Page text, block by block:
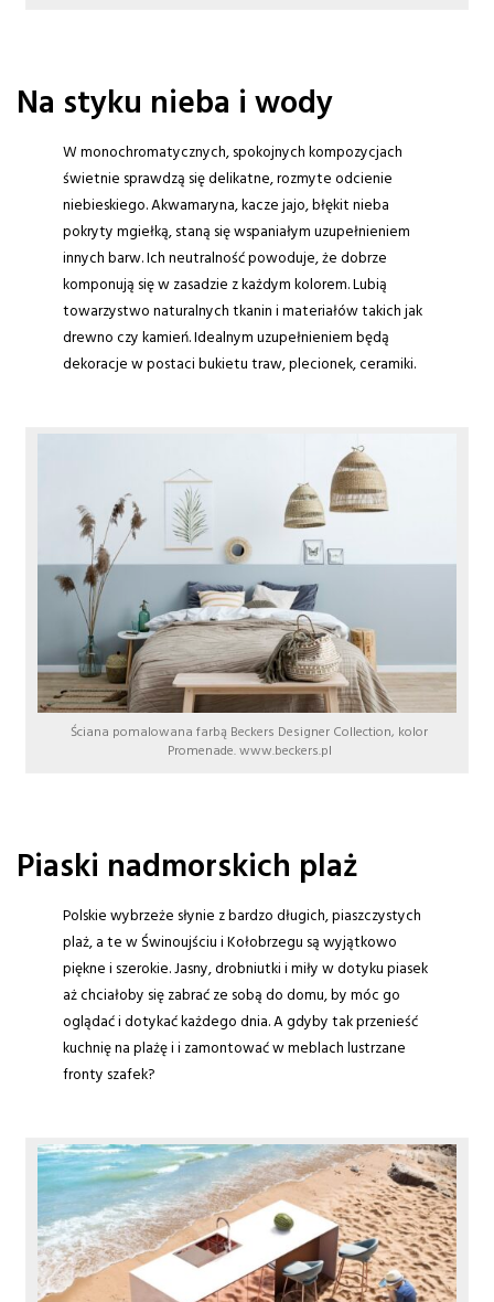
Na styku nieba i wody
W monochromatycznych, spokojnych kompozycjach
świetnie sprawdzą się delikatne, rozmyte odcienie
niebieskiego. Akwamaryna, kacze jajo, błękit nieba
pokryty mgiełką, staną się wspaniałym uzupełnieniem
innych barw. Ich neutralność powoduje, że dobrze
komponują się w zasadzie z każdym kolorem. Lubią
towarzystwo naturalnych tkanin i materiałów takich jak
drewno czy kamień. Idealnym uzupełnieniem będą
dekoracje w postaci bukietu traw, plecionek, ceramiki.
Ściana pomalowana farbą Beckers Designer Collection, kolor
Promenade. www.beckers.pl
Piaski nadmorskich plaż
Polskie wybrzeże słynie z bardzo długich, piaszczystych
plaż, a te w Świnoujściu i Kołobrzegu są wyjątkowo
piękne i szerokie. Jasny, drobniutki i miły w dotyku piasek
aż chciałoby się zabrać ze sobą do domu, by móc go
oglądać i dotykać każdego dnia. A gdyby tak przenieść
kuchnię na plażę i i zamontować w meblach lustrzane
fronty szafek?